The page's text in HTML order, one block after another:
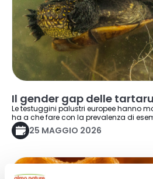
Il gender gap delle
Le testuggini palustri europee hanno
ha a che fare con la prevalenza di
25 MAGGIO 2026